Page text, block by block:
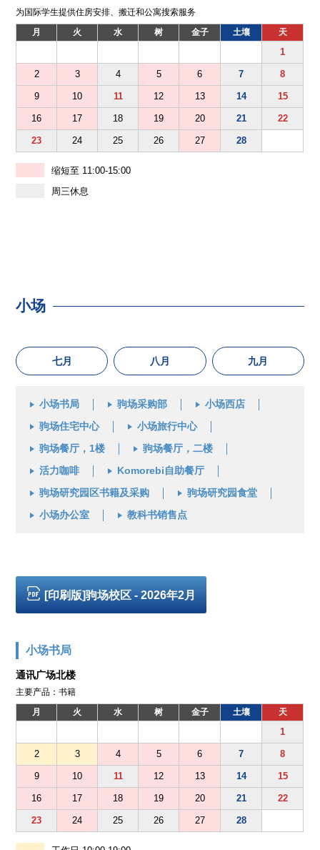
为国际学生提供住房安排、搬迁和公寓搜索服务
月 火 水 树 金子 土壤 天
1
2 3 4 5 6 7 8
9 10 11 12 13 14 15
16 17 18 19 20 21 22
23 24 25 26 27 28
缩短至 11:00-15:00
周三休息
小场
七月 八月 九月
小场书局 驹场采购部 小场西店
驹场住宅中心 小场旅行中心
驹场餐厅，1楼 驹场餐厅，二楼
活力咖啡 Komorebi自助餐厅
驹场研究园区书籍及采购 驹场研究园食堂
小场办公室 教科书销售点
[印刷版]驹场校区 - 2026年2月
小场书局
通讯广场北楼
主要产品：书籍
月 火 水 树 金子 土壤 天
1
2 3 4 5 6 7 8
9 10 11 12 13 14 15
16 17 18 19 20 21 22
23 24 25 26 27 28